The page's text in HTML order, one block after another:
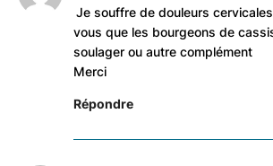
Je souffre de douleurs
vous que les bourgeons de
soulager ou autre complément
Merci
Répondre